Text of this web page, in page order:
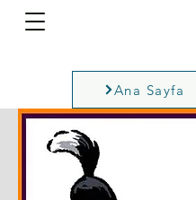
Ana Sayfa